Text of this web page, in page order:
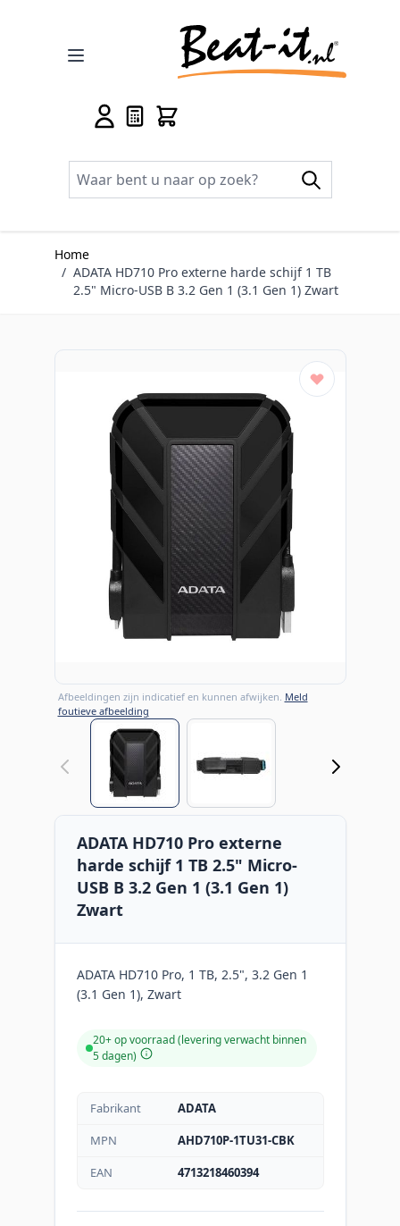
Home
/ ADATA HD710 Pro externe harde schijf 1 TB
2.5" Micro-USB B 3.2 Gen 1 (3.1 Gen 1) Zwart
Afbeeldingen zijn indicatief en kunnen afwijken. Meld
foutieve afbeelding
View larger image
ADATA HD710 Pro externe
harde schijf 1 TB 2.5" Micro-
USB B 3.2 Gen 1 (3.1 Gen 1)
Zwart
ADATA HD710 Pro, 1 TB, 2.5", 3.2 Gen 1
(3.1 Gen 1), Zwart
20+ op voorraad (levering verwacht binnen
5 dagen)
Fabrikant
ADATA
MPN
AHD710P-1TU31-CBK
EAN
4713218460394